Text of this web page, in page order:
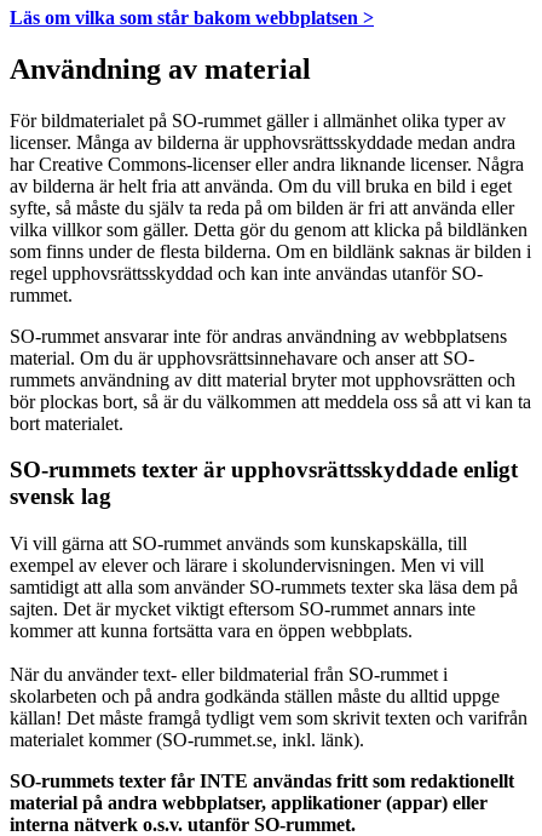
Läs om vilka som står bakom webbplatsen >
Användning av material
För bildmaterialet på SO-rummet gäller i allmänhet olika typer av
licenser. Många av bilderna är upphovsrättsskyddade medan andra
har Creative Commons-licenser eller andra liknande licenser. Några
av bilderna är helt fria att använda. Om du vill bruka en bild i eget
syfte, så måste du själv ta reda på om bilden är fri att använda eller
vilka villkor som gäller. Detta gör du genom att klicka på bildlänken
som finns under de flesta bilderna. Om en bildlänk saknas är bilden i
regel upphovsrättsskyddad och kan inte användas utanför SO-
rummet.
SO-rummet ansvarar inte för andras användning av webbplatsens
material. Om du är upphovsrättsinnehavare och anser att SO-
rummets användning av ditt material bryter mot upphovsrätten och
bör plockas bort, så är du välkommen att meddela oss så att vi kan ta
bort materialet.
SO-rummets texter är upphovsrättsskyddade enligt
svensk lag
Vi vill gärna att SO-rummet används som kunskapskälla, till
exempel av elever och lärare i skolundervisningen. Men vi vill
samtidigt att alla som använder SO-rummets texter ska läsa dem på
sajten. Det är mycket viktigt eftersom SO-rummet annars inte
kommer att kunna fortsätta vara en öppen webbplats.
När du använder text- eller bildmaterial från SO-rummet i
skolarbeten och på andra godkända ställen måste du alltid uppge
källan! Det måste framgå tydligt vem som skrivit texten och varifrån
materialet kommer (SO-rummet.se, inkl. länk).
SO-rummets texter får INTE användas fritt som redaktionellt
material på andra webbplatser, applikationer (appar) eller
interna nätverk o.s.v. utanför SO-rummet.